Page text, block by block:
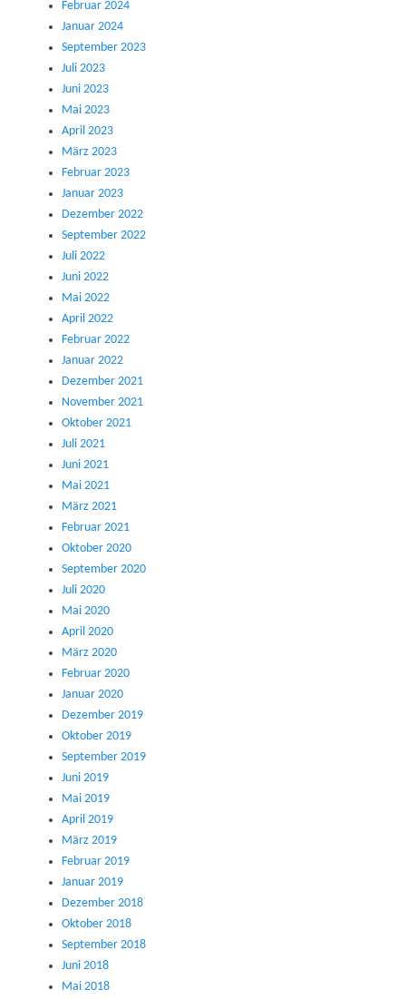
Februar 2024
Januar 2024
September 2023
Juli 2023
Juni 2023
Mai 2023
April 2023
März 2023
Februar 2023
Januar 2023
Dezember 2022
September 2022
Juli 2022
Juni 2022
Mai 2022
April 2022
Februar 2022
Januar 2022
Dezember 2021
November 2021
Oktober 2021
Juli 2021
Juni 2021
Mai 2021
März 2021
Februar 2021
Oktober 2020
September 2020
Juli 2020
Mai 2020
April 2020
März 2020
Februar 2020
Januar 2020
Dezember 2019
Oktober 2019
September 2019
Juni 2019
Mai 2019
April 2019
März 2019
Februar 2019
Januar 2019
Dezember 2018
Oktober 2018
September 2018
Juni 2018
Mai 2018